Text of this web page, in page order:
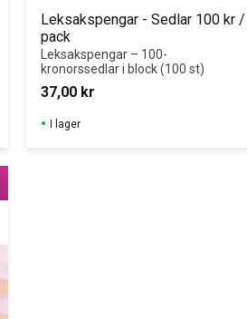
Leksakspengar - Sedlar 100 kr
pack
Leksakspengar – 100-
kronorssedlar i block (100 st)
37,00 kr
I lager
till i favoriter